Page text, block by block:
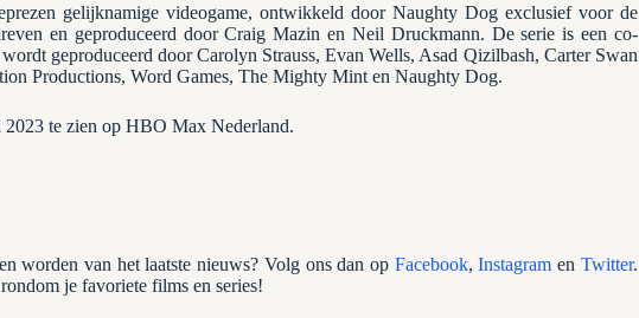
gelijknamige videogame, ontwikkeld door Naughty Dog exclusief voor de
en geproduceerd door Craig Mazin en Neil Druckmann. De serie is een co-
geproduceerd door Carolyn Strauss, Evan Wells, Asad Qizilbash, Carter Swan
Productions, Word Games, The Mighty Mint en Naughty Dog.
2023 te zien op HBO Max Nederland.
worden van het laatste nieuws? Volg ons dan op Facebook,Instagramen Twitter.
je favoriete films en series!